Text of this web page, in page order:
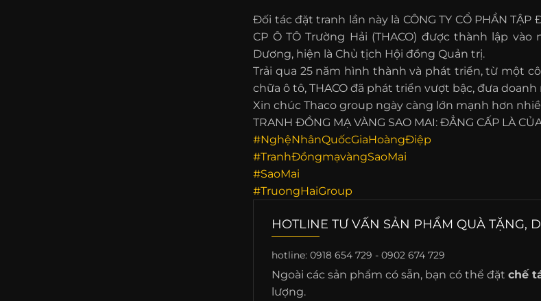
Đối tác đặt tranh lần này là CÔNG TY CỔ PHẦN
CP Ô TÔ Trường Hải (THACO) được thành lập
Dương, hiện là Chủ tịch Hội đồng Quản trị.
Trải qua 25 năm hình thành và phát triển, từ một
chữa ô tô, THACO đã phát triển vượt bậc, đưa
Xin chúc Thaco group ngày càng lớn mạnh hơn
TRANH ĐỒNG MẠ VÀNG SAO MAI: ĐẲNG CẤP LÀ
#NghệNhânQuốcGiaHoàngĐiệp
#TranhĐồngmạvàngSaoMai
#SaoMai
#TruongHaiGroup
HOTLINE TƯ VẤN SẢN PHẨM QUÀ TẶNG,
hotline:0918 654 729 - 0902 674 729
Ngoài các sản phẩm có sẵn, bạn có thể đặtchế
lượng.